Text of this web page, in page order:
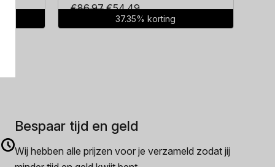
€86.97Oorspronkelijke
prijs
€54.49Huidige
prijs
37.35% korting
Bespaar tijd en geld
Wij hebben alle prijzen voor je verzameld zodat jij